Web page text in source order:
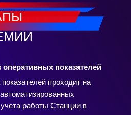
оперативных показателей
проходит на
работы Станции в